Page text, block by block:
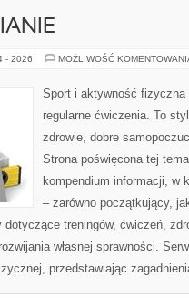
- 2026 MOŻLIWOŚĆ
Sport i aktywność
regularne ćwiczenia. To
zdrowie, dobre
Strona poświęcona tej
kompendium informacji, w
– zarówno początkujący,
dotyczące treningów, ćwiczeń,
własnej sprawności.
przedstawiając